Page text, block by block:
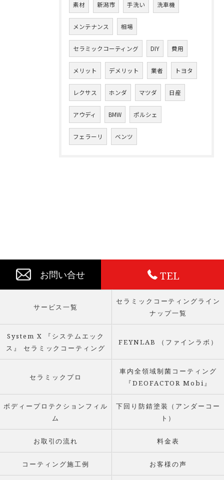
素材 新潟市 手洗い 洗車機
メンテナンス 相場
セラミックコーティング DIY 費用
メリット デメリット 業者 トヨタ
レクサス ホンダ マツダ 日産
アウディ BMW ポルシェ
フェラーリ ベンツ
TEL
お問い合せ
サービス一覧
セラミックコーティングライン
ナップ一覧
System X 『システムエック
ス』 セラミックコーティング
FEYNLAB （ファインラボ）
セラミックプロ
車内全領域制菌コーティング
『DEOFACTOR Mobi』
ボディープロテクションフィル
ム
下回り防錆塗装（アンダーコー
ト）
お取引の流れ 料金表
コーティング施工例 お客様の声